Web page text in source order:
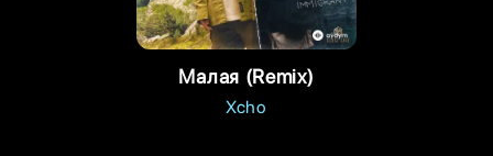
Малая (Remix)
Xcho